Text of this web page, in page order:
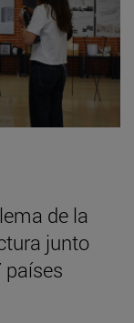
de la
junto
países